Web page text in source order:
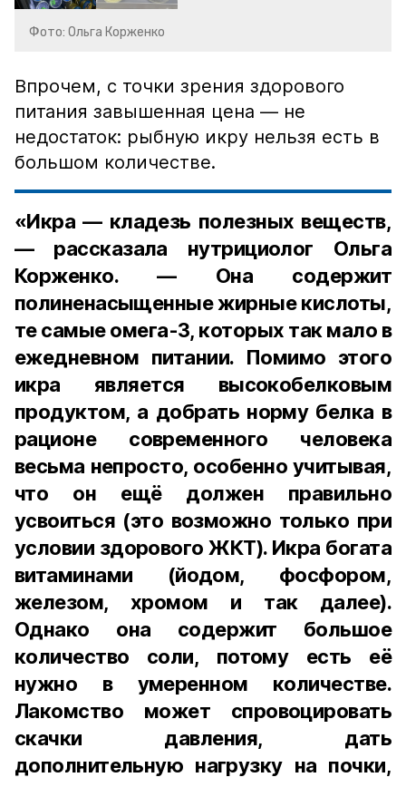
Фото: Ольга Корженко
Впрочем, с точки зрения здорового
питания завышенная цена — не
недостаток: рыбную икру нельзя есть в
большом количестве.
«Икра — кладезь полезных веществ,
— рассказала нутрициолог Ольга
Корженко. — Она содержит
полиненасыщенные жирные кислоты,
те самые омега-3, которых так мало в
ежедневном питании. Помимо этого
икра является высокобелковым
продуктом, а добрать норму белка в
рационе современного человека
весьма непросто, особенно учитывая,
что он ещё должен правильно
усвоиться (это возможно только при
условии здорового ЖКТ). Икра богата
витаминами (йодом, фосфором,
железом, хромом и так далее).
Однако она содержит большое
количество соли, потому есть её
нужно в умеренном количестве.
Лакомство может спровоцировать
скачки давления, дать
дополнительную нагрузку на почки,